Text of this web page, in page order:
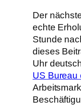
Der
echte
Stunde
dieses
Uhr
US Bureau